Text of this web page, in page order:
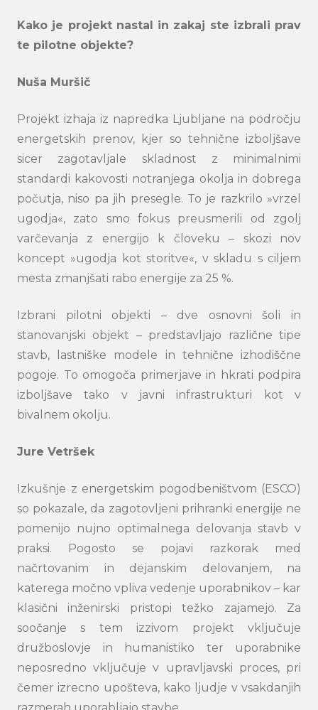
Kako je projekt nastal in zakaj ste izbrali prav
te pilotne objekte?
Nuša Muršič
Projekt izhaja iz napredka Ljubljane na področju
energetskih prenov, kjer so tehnične izboljšave
sicer zagotavljale skladnost z minimalnimi
standardi kakovosti notranjega okolja in dobrega
počutja, niso pa jih presegle. To je razkrilo »vrzel
ugodja«, zato smo fokus preusmerili od zgolj
varčevanja z energijo k človeku – skozi nov
koncept »ugodja kot storitve«, v skladu s ciljem
mesta zmanjšati rabo energije za 25 %.
Izbrani pilotni objekti – dve osnovni šoli in
stanovanjski objekt – predstavljajo različne tipe
stavb, lastniške modele in tehnične izhodiščne
pogoje. To omogoča primerjave in hkrati podpira
izboljšave tako v javni infrastrukturi kot v
bivalnem okolju.
Jure Vetršek
Izkušnje z energetskim pogodbeništvom (ESCO)
so pokazale, da zagotovljeni prihranki energije ne
pomenijo nujno optimalnega delovanja stavb v
praksi. Pogosto se pojavi razkorak med
načrtovanim in dejanskim delovanjem, na
katerega močno vpliva vedenje uporabnikov – kar
klasični inženirski pristopi težko zajamejo. Za
soočanje s tem izzivom projekt vključuje
družboslovje in humanistiko ter uporabnike
neposredno vključuje v upravljavski proces, pri
čemer izrecno upošteva, kako ljudje v vsakdanjih